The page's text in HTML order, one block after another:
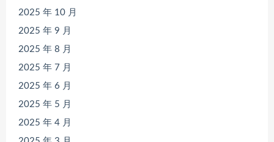
2025 年 10 月
2025 年 9 月
2025 年 8 月
2025 年 7 月
2025 年 6 月
2025 年 5 月
2025 年 4 月